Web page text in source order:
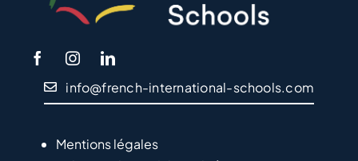
info@french-international-schools.com
Mentions légales